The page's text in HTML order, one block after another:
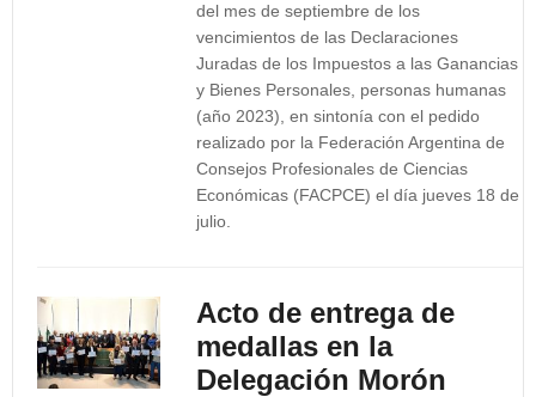
del mes de septiembre de los
vencimientos de las Declaraciones
Juradas de los Impuestos a las Ganancias
y Bienes Personales, personas humanas
(año 2023), en sintonía con el pedido
realizado por la Federación Argentina de
Consejos Profesionales de Ciencias
Económicas (FACPCE) el día jueves 18 de
julio.
Acto de entrega de
medallas en la
Delegación Morón